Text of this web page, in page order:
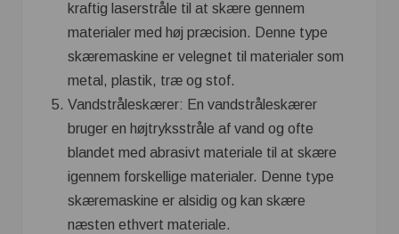
kraftig laserstråle til at skære gennem
materialer med høj præcision. Denne type
skæremaskine er velegnet til materialer som
metal, plastik, træ og stof.
Vandstråleskærer: En vandstråleskærer
bruger en højtryksstråle af vand og ofte
blandet med abrasivt materiale til at skære
igennem forskellige materialer. Denne type
skæremaskine er alsidig og kan skære
næsten ethvert materiale.